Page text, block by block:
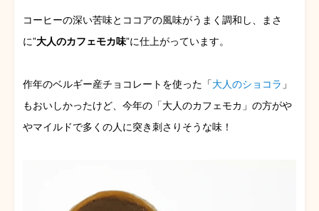
コーヒーの深い苦味とココアの風味がうまく調和し、まさ
に”大人のカフェモカ味”に仕上がっています。
作年のベルギー産チョコレートを使った「大人のショコラ 」
もおいしかったけど、今年の「大人のカフェモカ」の方がや
やマイルドで多くの人に突き刺さりそうな味！